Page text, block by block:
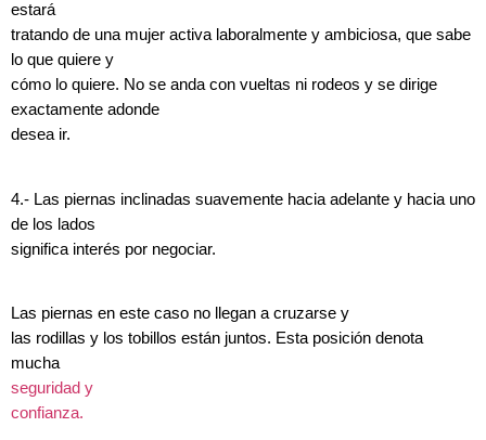
estará
tratando de una mujer activa laboralmente y ambiciosa, que sabe
lo que quiere y
cómo lo quiere. No se anda con vueltas ni rodeos y se dirige
exactamente adonde
desea ir.
4.- Las piernas inclinadas suavemente hacia adelante y hacia uno
de los lados
significa interés por negociar.
Las piernas en este caso no llegan a cruzarse y
las rodillas y los tobillos están juntos. Esta posición denota
mucha
seguridad y
confianza.